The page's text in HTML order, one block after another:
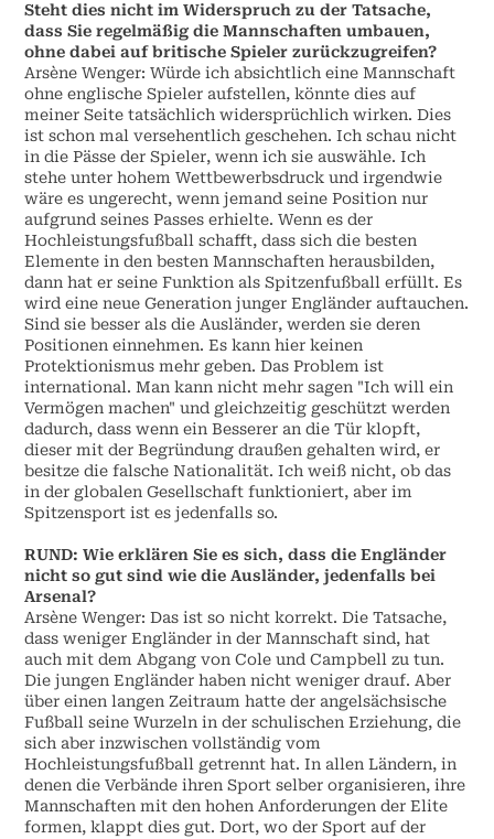
Steht dies nicht im Widerspruch zu der Tatsache,
dass Sie regelmäßig die Mannschaften umbauen,
ohne dabei auf britische Spieler zurückzugreifen?
Arsène Wenger: Würde ich absichtlich eine Mannschaft
ohne englische Spieler aufstellen, könnte dies auf
meiner Seite tatsächlich widersprüchlich wirken. Dies
ist schon mal versehentlich geschehen. Ich schau nicht
in die Pässe der Spieler, wenn ich sie auswähle. Ich
stehe unter hohem Wettbewerbsdruck und irgendwie
wäre es ungerecht, wenn jemand seine Position nur
aufgrund seines Passes erhielte. Wenn es der
Hochleistungsfußball schafft, dass sich die besten
Elemente in den besten Mannschaften herausbilden,
dann hat er seine Funktion als Spitzenfußball erfüllt. Es
wird eine neue Generation junger Engländer auftauchen.
Sind sie besser als die Ausländer, werden sie deren
Positionen einnehmen. Es kann hier keinen
Protektionismus mehr geben. Das Problem ist
international. Man kann nicht mehr sagen "Ich will ein
Vermögen machen" und gleichzeitig geschützt werden
dadurch, dass wenn ein Besserer an die Tür klopft,
dieser mit der Begründung draußen gehalten wird, er
besitze die falsche Nationalität. Ich weiß nicht, ob das
in der globalen Gesellschaft funktioniert, aber im
Spitzensport ist es jedenfalls so.
RUND: Wie erklären Sie es sich, dass die Engländer
nicht so gut sind wie die Ausländer, jedenfalls bei
Arsenal?
Arsène Wenger: Das ist so nicht korrekt. Die Tatsache,
dass weniger Engländer in der Mannschaft sind, hat
auch mit dem Abgang von Cole und Campbell zu tun.
Die jungen Engländer haben nicht weniger drauf. Aber
über einen langen Zeitraum hatte der angelsächsische
Fußball seine Wurzeln in der schulischen Erziehung, die
sich aber inzwischen vollständig vom
Hochleistungsfußball getrennt hat. In allen Ländern, in
denen die Verbände ihren Sport selber organisieren, ihre
Mannschaften mit den hohen Anforderungen der Elite
formen, klappt dies gut. Dort, wo der Sport auf der